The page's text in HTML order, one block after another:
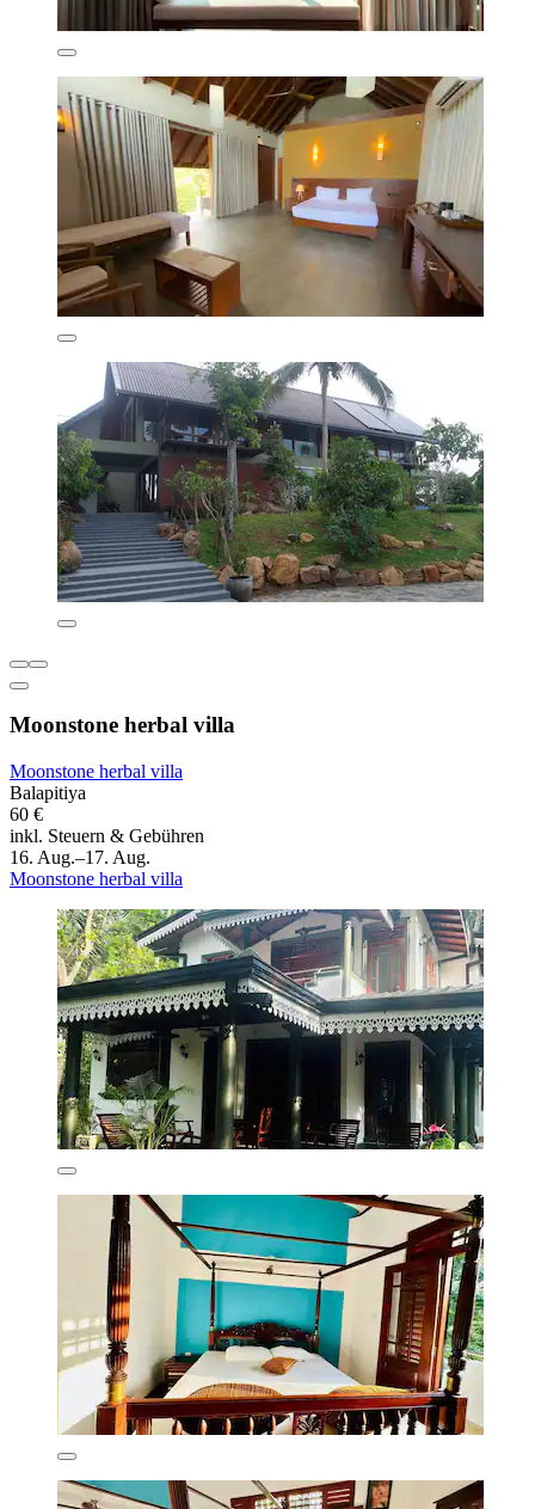
Moonstone herbal villa
Moonstone herbal villa
Balapitiya
60 €
inkl. Steuern & Gebühren
16. Aug.–17. Aug.
Moonstone herbal villa